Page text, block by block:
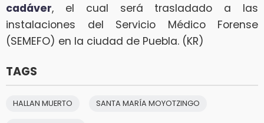
cadáver, el cual será trasladado a las
instalaciones del Servicio Médico Forense
(SEMEFO) en la ciudad de Puebla. (KR)
TAGS
HALLAN MUERTO SANTA MARÍA MOYOTZINGO